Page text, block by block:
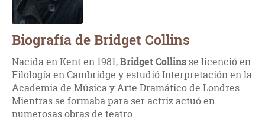
Biografía de Bridget Collins
Nacida en Kent en 1981,Bridget Collins se licenció en
Filología en Cambridge y estudió Interpretación en la
Academia de Música y Arte Dramático de Londres.
Mientras se formaba para ser actriz actuó en
numerosas obras de teatro.